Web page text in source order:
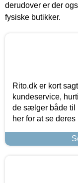
derudover er der
fysiske butikker.
Rito.dk er kort
kundeservice,
de sælger både til
her for at se deres